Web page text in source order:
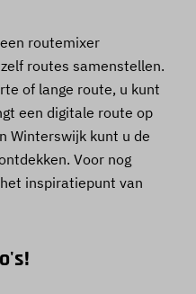
routemixer
routes samenstellen.
of lange route, u kunt
een digitale route op
Winterswijk kunt u de
Voor nog
inspiratiepunt van